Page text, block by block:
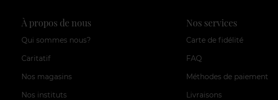
À propos de nous
Qui sommes nous?
Caritatif
Nos magasins
Nos instituts
Nos services
Carte de fidélité
FAQ
Méthodes de paiement
Livraisons